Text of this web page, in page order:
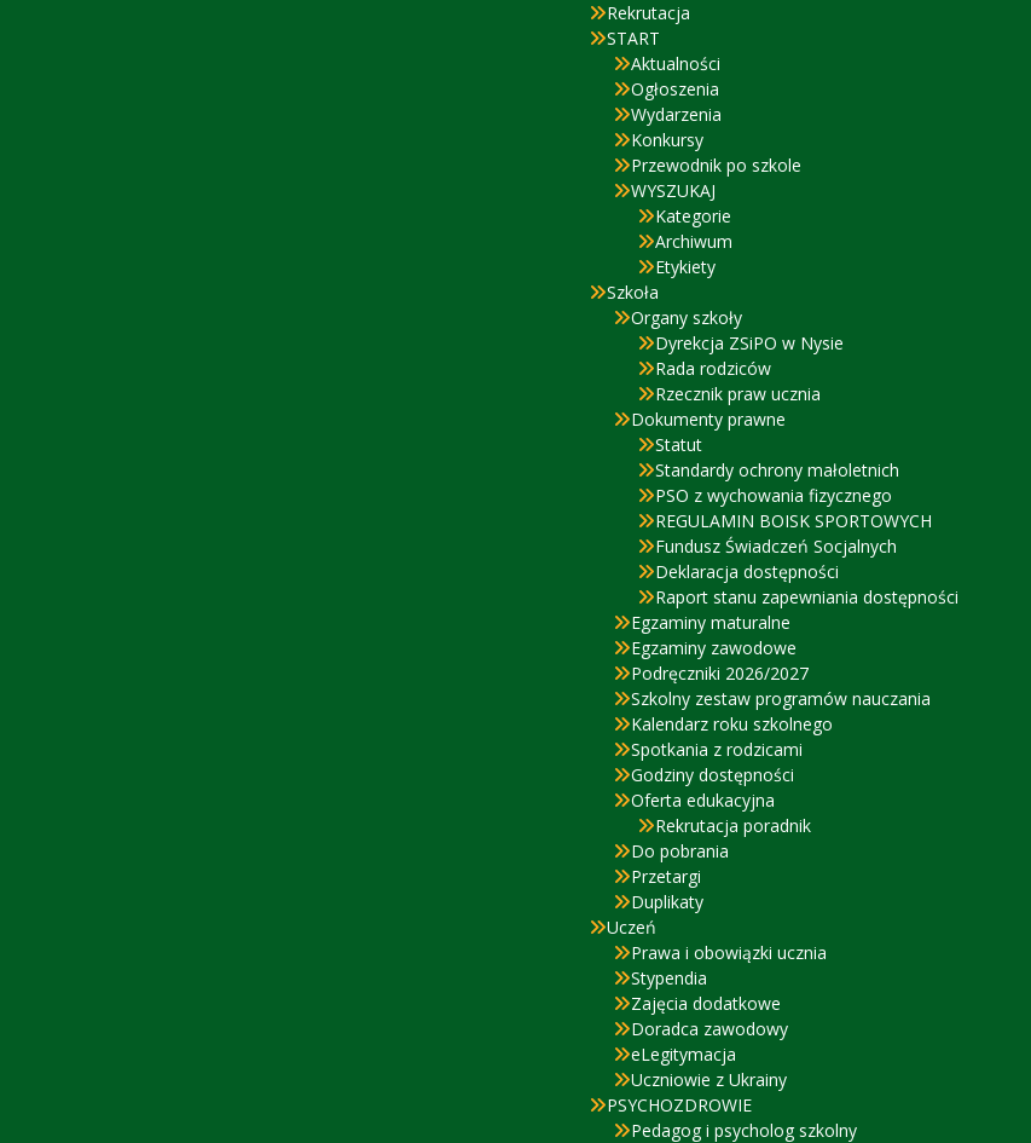
Rekrutacja
START
Aktualności
Ogłoszenia
Wydarzenia
Konkursy
Przewodnik po szkole
WYSZUKAJ
Kategorie
Archiwum
Etykiety
Szkoła
Organy szkoły
Dyrekcja ZSiPO w Nysie
Rada rodziców
Rzecznik praw ucznia
Dokumenty prawne
Statut
Standardy ochrony małoletnich
PSO z wychowania fizycznego
REGULAMIN BOISK SPORTOWYCH
Fundusz Świadczeń Socjalnych
Deklaracja dostępności
Raport stanu zapewniania dostępności
Egzaminy maturalne
Egzaminy zawodowe
Podręczniki 2026/2027
Szkolny zestaw programów nauczania
Kalendarz roku szkolnego
Spotkania z rodzicami
Godziny dostępności
Oferta edukacyjna
Rekrutacja poradnik
Do pobrania
Przetargi
Duplikaty
Uczeń
Prawa i obowiązki ucznia
Stypendia
Zajęcia dodatkowe
Doradca zawodowy
eLegitymacja
Uczniowie z Ukrainy
PSYCHOZDROWIE
Pedagog i psycholog szkolny